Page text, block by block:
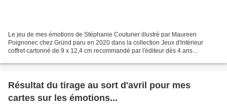
Le jeu de mes émotions de Stéphanie Couturier illustré par Maureen
Poignonec chez Gründ paru en 2020 dans la collection Jeux d'intérieur
coffret cartonné de 9 x 12,4 cm recommandé par l'éditeur dès 4 ans
Résultat du tirage au sort d'avril pour mes
cartes sur les émotions...